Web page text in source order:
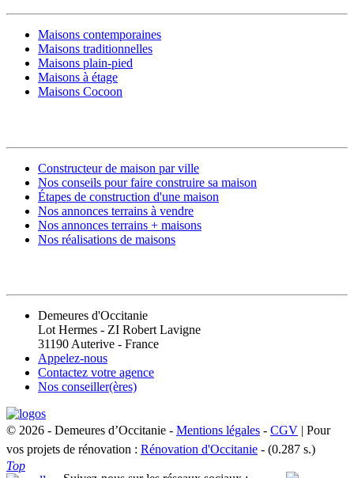
Maisons contemporaines
Maisons traditionnelles
Maisons plain-pied
Maisons à étage
Maisons Cocoon
Constructeur de maison par ville
Nos conseils pour faire construire sa maison
Étapes de construction d'une maison
Nos annonces terrains à vendre
Nos annonces terrains + maisons
Nos réalisations de maisons
Demeures d'Occitanie
Lot Hermes - ZI Robert Lavigne
31190 Auterive - France
Appelez-nous
Contactez votre agence
Nos conseiller(ères)
© 2026 - Demeures d’Occitanie - Mentions légales - CGV | Pour
vos projets de rénovation : Rénovation d'Occitanie - (0.287 s.)
Top